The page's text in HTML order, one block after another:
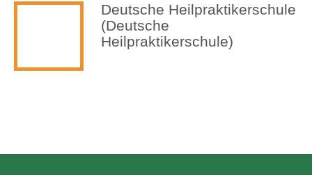
Deutsche Heilpraktikerschule
(Deutsche
Heilpraktikerschule)